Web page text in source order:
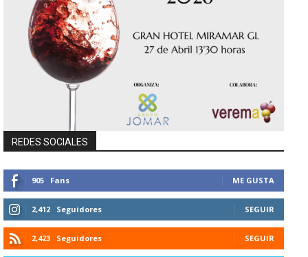
REDES SOCIALES
905 Fans ME GUSTA
2,412 Seguidores SEGUIR
2,423 Seguidores SEGUIR